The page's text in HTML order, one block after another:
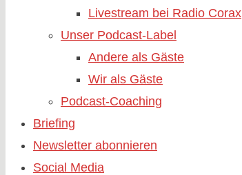
Livestream bei Radio Corax
Unser Podcast-Label
Andere als Gäste
Wir als Gäste
Podcast-Coaching
Briefing
Newsletter abonnieren
Social Media